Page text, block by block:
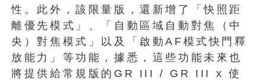
性。此外，該限量版，還新增了「快照距
離優先模式」、「自動區域自動對焦（中
央）對焦模式」以及「啟動AF模式快門釋
放能力」等功能，據悉，這些功能未來也
將提供給常規版的GR III / GR III x 使